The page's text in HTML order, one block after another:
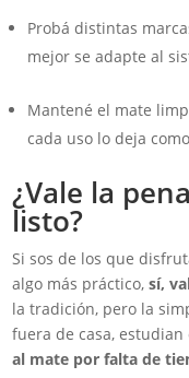
Probá distintas
mejor se adapte al
Mantené el mate
cada uso lo deja
¿Vale la
listo?
Si sos de los que
algo más práctico,sí,
la tradición, pero la
fuera de casa,
al mate por falta de